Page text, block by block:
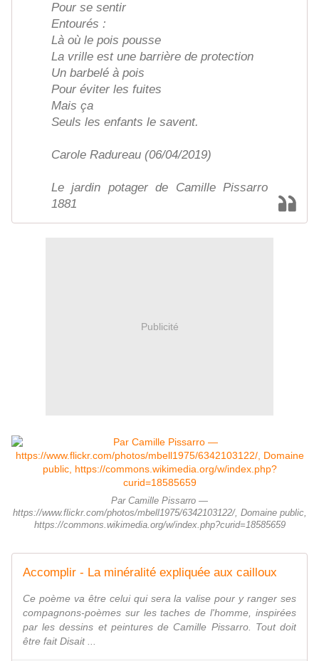
Pour se sentir
Entourés :
Là où le pois pousse
La vrille est une barrière de protection
Un barbelé à pois
Pour éviter les fuites
Mais ça
Seuls les enfants le savent.
Carole Radureau (06/04/2019)
Le jardin potager de Camille Pissarro
1881
Publicité
Par Camille Pissarro —
https://www.flickr.com/photos/mbell1975/6342103122/, Domaine public,
https://commons.wikimedia.org/w/index.php?curid=18585659
Accomplir - La minéralité expliquée aux cailloux
Ce poème va être celui qui sera la valise pour y ranger ses
compagnons-poèmes sur les taches de l'homme, inspirées
par les dessins et peintures de Camille Pissarro. Tout doit
être fait Disait ...